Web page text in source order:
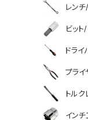
レン
ビット
ドライ
プライ
トルク
イン